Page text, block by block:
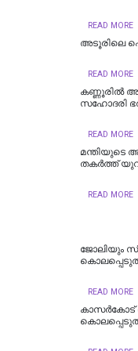
READ MORE
അടൂരിലെ
READ MORE
കണ്ണൂരിൽ
സഹോദരി
READ MORE
മന്തിയുടെ
തകര്‍ത്ത്
READ MORE
ജോലിയും
READ MORE
കാസര്‍കോട്